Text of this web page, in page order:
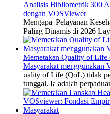
Analisis Bibliometrik 300
dengan VOSViewer
Mengapa Pelayanan
Paling Dinamis di 2026
Memetakan Quality of Life
Masyarakat menggunakan
uality of Life (QoL) tidak
tunggal. Ia adalah